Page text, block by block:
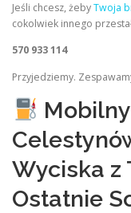
Jeśli chcesz, żebyTwoja
cokolwiek innego
570 933 114
Przyjedziemy.
Wyciska z
Ostatnie